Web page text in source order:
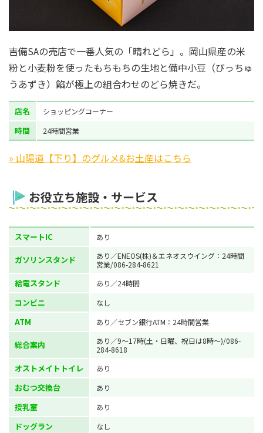
吉備SAの売店で一番人気の「晴れどら」。岡山県産の米
粉と小麦粉を使ったもちもちの生地と備中小豆（びっちゅ
うあずき）餡が極上の組合わせのどら焼きだ。
店名 ショッピングコーナー
時間 24時間営業
» 山陽道【下り】のグルメ&お土産はこちら
お役立ち施設・サービス
スマートIC あり
ガソリンスタンド
あり／ENEOS(株)＆エネオスウイング：24時間
営業/086-284-8621
給電スタンド あり／24時間
コンビニ なし
ATM あり／セブン銀行ATM：24時間営業
総合案内
あり／9～17時(土・日曜、祝日は8時～)/086-
284-8618
オストメイトトイレ あり
おむつ交換台 あり
授乳室 あり
ドッグラン なし